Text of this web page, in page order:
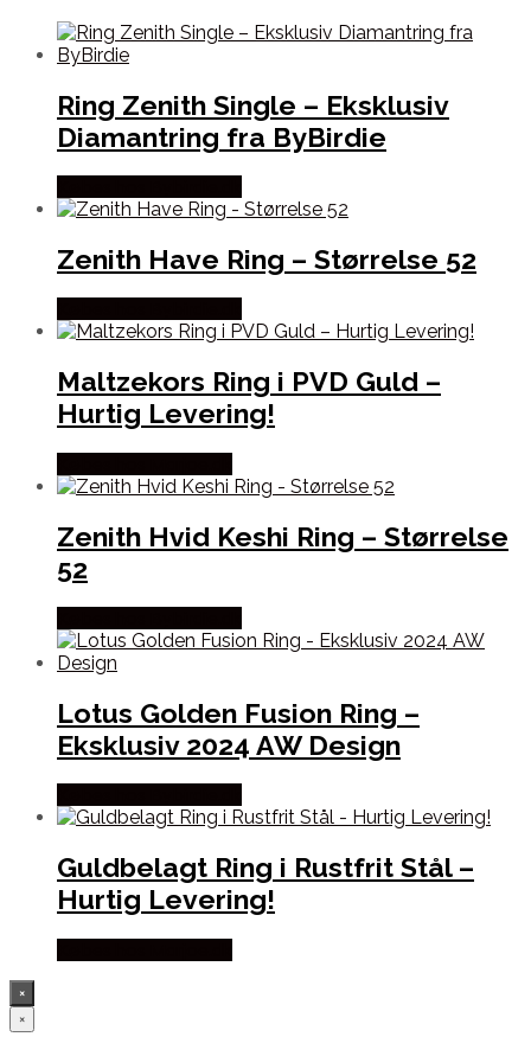
Ring Zenith Single – Eksklusiv
Diamantring fra ByBirdie
Zenith Have Ring – Størrelse 52
Maltzekors Ring i PVD Guld –
Hurtig Levering!
Zenith Hvid Keshi Ring – Størrelse
52
Lotus Golden Fusion Ring –
Eksklusiv 2024 AW Design
Guldbelagt Ring i Rustfrit Stål –
Hurtig Levering!
×
×